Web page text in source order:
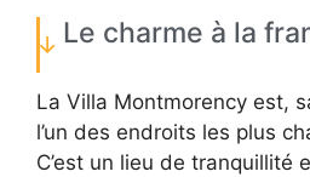
Le charme à la
La Villa Montmorency est,
l’un des endroits les plus
C’est un lieu de tranquillité